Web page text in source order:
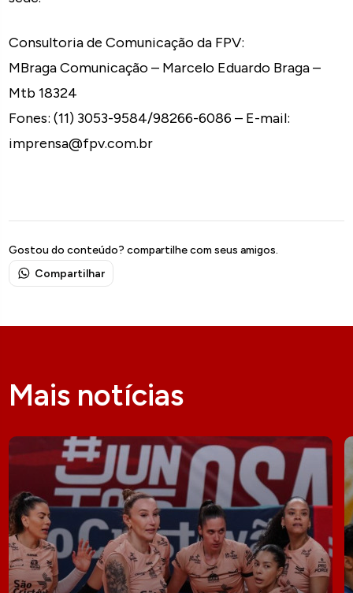
Consultoria de Comunicação da FPV:
MBraga Comunicação – Marcelo Eduardo Braga –
Mtb 18324
Fones: (11) 3053-9584/98266-6086 – E-mail:
imprensa@fpv.com.br
Gostou do conteúdo? compartilhe com seus amigos.
Compartilhar
Mais notícias